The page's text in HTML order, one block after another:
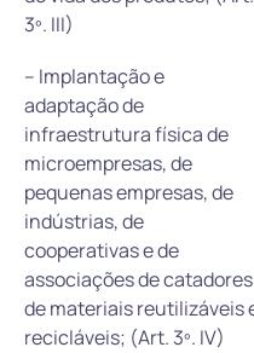
3º. III)
– Implantação e
adaptação de
infraestrutura física de
microempresas, de
pequenas empresas, de
indústrias, de
cooperativas e de
associações de catadores
de materiais reutilizáveis
recicláveis; (Art. 3º. IV)